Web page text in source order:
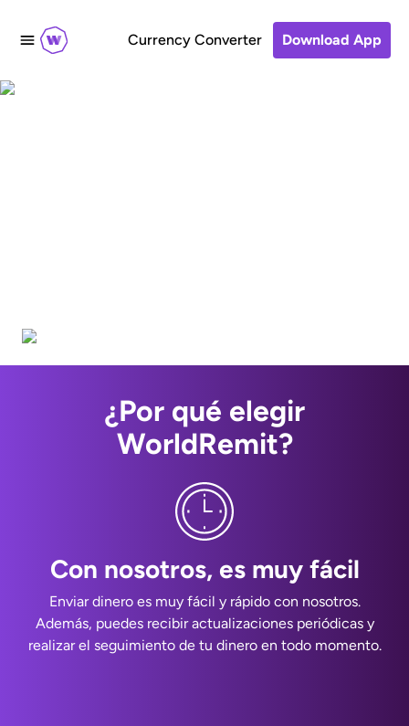
Currency Converter Download App
¿Por qué elegir
WorldRemit?
Con nosotros, es muy fácil
Enviar dinero es muy fácil y rápido con nosotros.
Además, puedes recibir actualizaciones periódicas y
realizar el seguimiento de tu dinero en todo momento.